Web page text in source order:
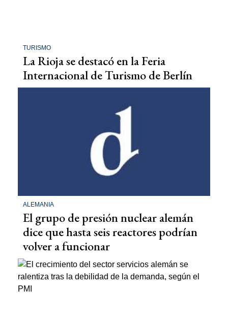
TURISMO
La Rioja se destacó en la Feria
Internacional de Turismo de Berlín
ALEMANIA
El grupo de presión nuclear alemán
dice que hasta seis reactores podrían
volver a funcionar